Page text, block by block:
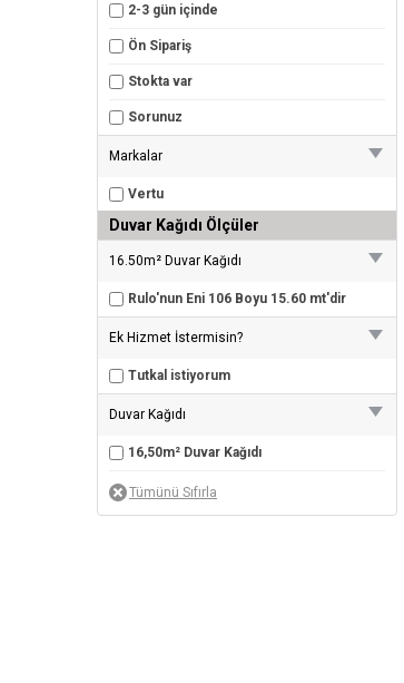
2-3 gün içinde
Ön Sipariş
Stokta var
Sorunuz
Markalar
Vertu
Duvar Kağıdı Ölçüler
16.50m² Duvar Kağıdı
Rulo'nun Eni 106 Boyu 15.60 mt'dir
Ek Hizmet İstermisin?
Tutkal istiyorum
Duvar Kağıdı
16,50m² Duvar Kağıdı